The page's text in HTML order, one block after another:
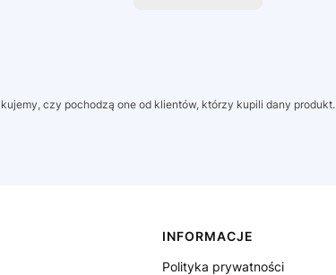
czy pochodzą one od klientów, którzy kupili dany produkt.
INFORMACJE
Polityka prywatności